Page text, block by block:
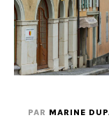
PAR MARINE